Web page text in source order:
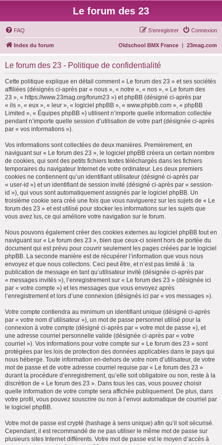
Le forum des 23
FAQ Connexion
S’enregistrer
Index du forum 23mag.com
|
Oldschool BMX France
Le forum des 23 - Politique de confidentialité
Cette politique explique en détail comment « Le forum des 23 » et ses sociétés
affiliées (désignés ci-après par « nous », « notre », « nos », « Le forum des
23 », « https://www.23mag.org/forum23 ») et phpBB (désigné ci-après par
« ils », « eux », « leur », « logiciel phpBB », « www.phpbb.com », « phpBB
Limited », « Équipes phpBB ») utilisent n’importe quelle information collectée
pendant n’importe quelle session d’utilisation de votre part (désignée ci-après
par « vos informations »).
Vos informations sont collectées de deux manières. Premièrement, en
naviguant sur « Le forum des 23 », le logiciel phpBB créera un certain nombre
de cookies, qui sont des petits fichiers textes téléchargés dans les fichiers
temporaires du navigateur Internet de votre ordinateur. Les deux premiers
cookies ne contiennent qu’un identifiant utilisateur (désigné ci-après par
« user-id ») et un identifiant de session invité (désigné ci-après par « session-
id »), qui vous sont automatiquement assignés par le logiciel phpBB. Un
troisième cookie sera créé une fois que vous naviguerez sur les sujets de « Le
forum des 23 » et est utilisé pour stocker les informations sur les sujets que
vous avez lus, ce qui améliore votre navigation sur le forum.
Nous pouvons également créer des cookies externes au logiciel phpBB tout en
naviguant sur « Le forum des 23 », bien que ceux-ci soient hors de portée du
document qui est prévu pour couvrir seulement les pages créées par le logiciel
phpBB. La seconde manière est de récupérer l’information que vous nous
envoyez et que nous collectons. Ceci peut être, et n’est pas limité à : la
publication de message en tant qu’utilisateur invité (désignée ci-après par
« messages invités »), l’enregistrement sur « Le forum des 23 » (désignée ici
par « votre compte ») et les messages que vous envoyez après
l’enregistrement et lors d’une connexion (désignés ici par « vos messages »).
Votre compte contiendra au minimum un identifiant unique (désigné ci-après
par « votre nom d’utilisateur »), un mot de passe personnel utilisé pour la
connexion à votre compte (désigné ci-après par « votre mot de passe »), et
une adresse courriel personnelle valide (désignée ci-après par « votre
courriel »). Vos informations pour votre compte sur « Le forum des 23 » sont
protégées par les lois de protection des données applicables dans le pays qui
nous héberge. Toute information en-dehors de votre nom d’utilisateur, de votre
mot de passe et de votre adresse courriel requise par « Le forum des 23 »
durant la procédure d’enregistrement, qu’elle soit obligatoire ou non, reste à la
discrétion de « Le forum des 23 ». Dans tous les cas, vous pouvez choisir
quelle information de votre compte sera affichée publiquement. De plus, dans
votre profil, vous pouvez souscrire ou non à l’envoi automatique de courriel par
le logiciel phpBB.
Votre mot de passe est crypté (hashage à sens unique) afin qu’il soit sécurisé.
Cependant, il est recommandé de ne pas utiliser le même mot de passe sur
plusieurs sites Internet différents. Votre mot de passe est le moyen d’accès à